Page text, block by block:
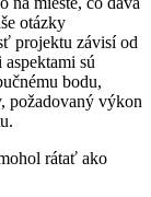
otázky
projektu závisí od
sú
bodu,
požadovaný výkon
rátať ako